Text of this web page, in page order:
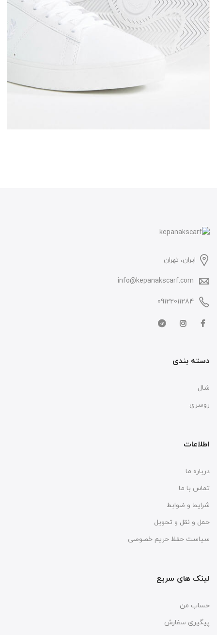
ایران، تهران
info@kepanakscarf.com
09122011284
دسته بندی
شال
روسری
اطلاعات
درباره ما
تماس با ما
شرایط و ضوابط
حمل و نقل و تحویل
سیاست حفظ حریم خصوصی
لینک های سریع
حساب من
پیگیری سفارش